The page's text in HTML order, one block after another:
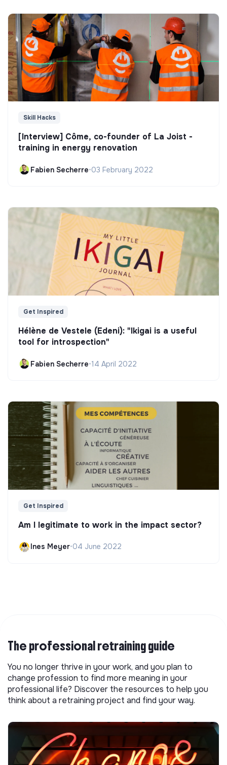
Skill Hacks
[Interview] Côme, co-founder of La Joist -
training in energy renovation
Fabien Secherre•03 February 2022
Get Inspired
Hélène de Vestele (Edeni): "Ikigai is a useful
tool for introspection"
Fabien Secherre•14 April 2022
Get Inspired
Am I legitimate to work in the impact sector?
Ines Meyer•04 June 2022
The professional retraining guide
You no longer thrive in your work, and you plan to
change profession to find more meaning in your
professional life? Discover the resources to help you
think about a retraining project and find your way.